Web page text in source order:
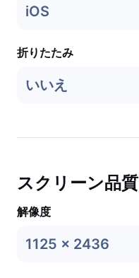
iOS
折りたたみ
いいえ
スクリーン品質
解像度
1125 x 2436